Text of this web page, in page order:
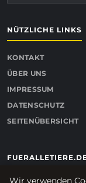
NÜTZLICHE LINKS
KONTAKT
ÜBER UNS
IMPRESSUM
DATENSCHUTZ
SEITENÜBERSICHT
Wir verwenden